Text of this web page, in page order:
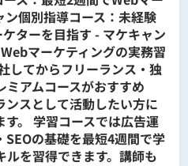
個別指導コース：未経験
ターを目指す - マケキャン
マーケティングの実務習
してからフリーランス・独
アムコースがおすすめ
スとして活動したい方に
。 学習コースでは広告運
SEOの基礎を最短4週間で学
を習得できます。講師も